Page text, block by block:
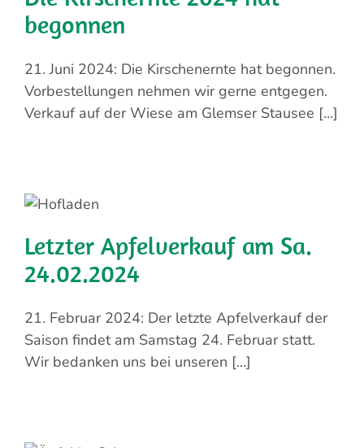
begonnen
21. Juni 2024: Die Kirschenernte hat begonnen.
Vorbestellungen nehmen wir gerne entgegen.
Verkauf auf der Wiese am Glemser Stausee [...]
Letzter Apfelverkauf am Sa.
24.02.2024
21. Februar 2024: Der letzte Apfelverkauf der
Saison findet am Samstag 24. Februar statt.
Wir bedanken uns bei unseren [...]